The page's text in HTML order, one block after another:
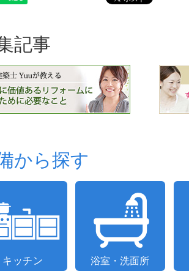
記事
から探す